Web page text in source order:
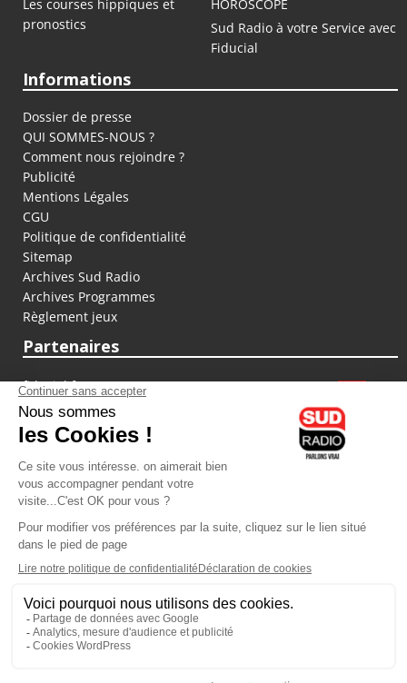
Les courses hippiques et
pronostics
HOROSCOPE
Sud Radio à votre Service avec
Fiducial
Informations
Dossier de presse
QUI SOMMES-NOUS ?
Comment nous rejoindre ?
Publicité
Mentions Légales
CGU
Politique de confidentialité
Sitemap
Archives Sud Radio
Archives Programmes
Règlement jeux
Partenaires
fiducial.fr
lyoncapitale.fr
olympique-et-lyonnais.com
L'application Iphone / Android
Téléchargez l'application
Les cookies
Gestion des cookies
Crédit photos : ©Sud Radio / Pierre Olivier